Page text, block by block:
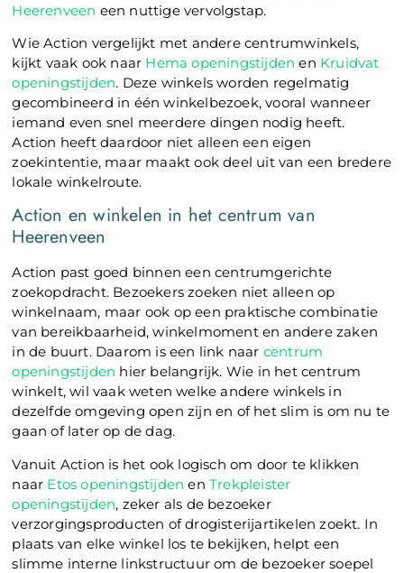
Heerenveen een nuttige vervolgstap.
Wie Action vergelijkt met andere centrumwinkels,
kijkt vaak ook naar Hema openingstijden en Kruidvat
openingstijden. Deze winkels worden regelmatig
gecombineerd in één winkelbezoek, vooral wanneer
iemand even snel meerdere dingen nodig heeft.
Action heeft daardoor niet alleen een eigen
zoekintentie, maar maakt ook deel uit van een bredere
lokale winkelroute.
Action en winkelen in het centrum van
Heerenveen
Action past goed binnen een centrumgerichte
zoekopdracht. Bezoekers zoeken niet alleen op
winkelnaam, maar ook op een praktische combinatie
van bereikbaarheid, winkelmoment en andere zaken
in de buurt. Daarom is een link naar centrum
openingstijden hier belangrijk. Wie in het centrum
winkelt, wil vaak weten welke andere winkels in
dezelfde omgeving open zijn en of het slim is om nu te
gaan of later op de dag.
Vanuit Action is het ook logisch om door te klikken
naar Etos openingstijden enTrekpleister
openingstijden, zeker als de bezoeker
verzorgingsproducten of drogisterijartikelen zoekt. In
plaats van elke winkel los te bekijken, helpt een
slimme interne linkstructuur om de bezoeker soepel